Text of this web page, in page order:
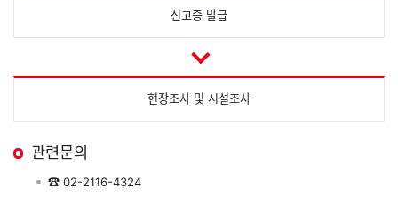
신고증 발급
현장조사 및 시설조사
관련문의
☎02-2116-4324